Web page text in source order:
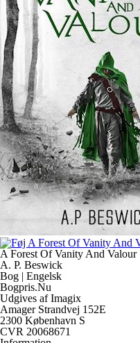
A Forest Of Vanity And Valour
A. P. Beswick
Bog | Engelsk
Bogpris.Nu
Udgives af Imagix
Amager Strandvej 152E
2300 København S
CVR 20068671